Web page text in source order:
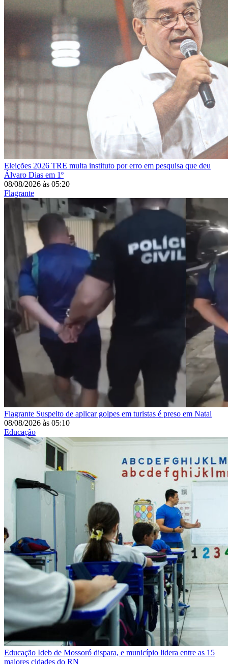
Eleições 2026 TRE multa instituto por erro em pesquisa que deu
Álvaro Dias em 1º
08/08/2026 às 05:20
Flagrante
Flagrante Suspeito de aplicar golpes em turistas é preso em Natal
08/08/2026 às 05:10
Educação
Educação Ideb de Mossoró dispara, e município lidera entre as 15
maiores cidades do RN